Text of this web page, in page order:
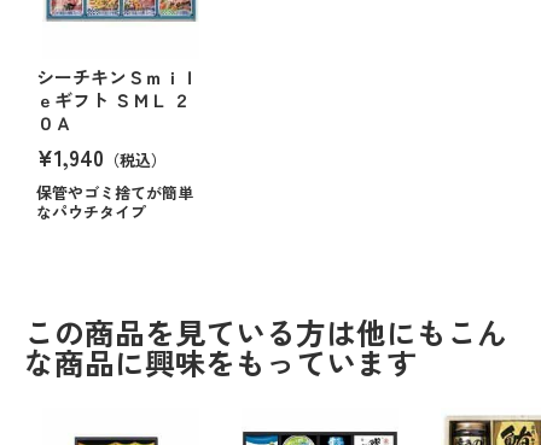
シーチキンＳｍｉｌ
ｅギフト ＳＭＬ ２
０Ａ
¥1,940 （税込）
保管やゴミ捨てが簡単
なパウチタイプ
この商品を見ている方は他にもこん
な商品に興味をもっています